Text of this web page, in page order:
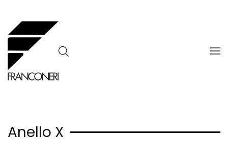
Skip to main content
Anello X